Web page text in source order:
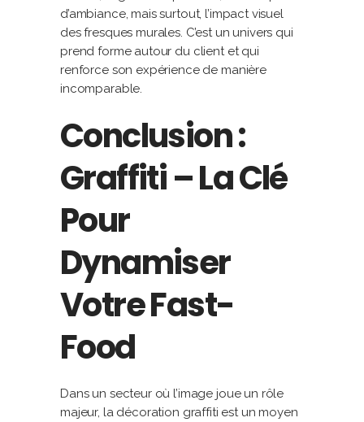
d’ambiance, mais surtout, l’impact visuel
des fresques murales. C’est un univers qui
prend forme autour du client et qui
renforce son expérience de manière
incomparable.
Conclusion :
Graffiti – La Clé
Pour
Dynamiser
Votre Fast-
Food
Dans un secteur où l’image joue un rôle
majeur, la décoration graffiti est un moyen